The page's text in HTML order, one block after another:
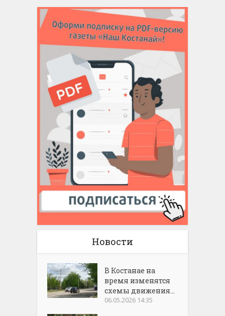
Новости
В Костанае на
время изменятся
схемы движения...
06.05.2026 14:35